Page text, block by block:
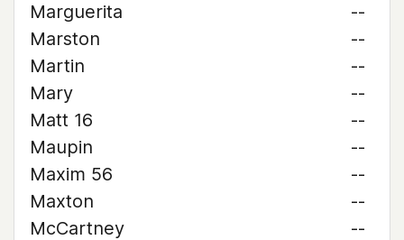
Marguerita
--
Marston
--
Martin
--
Mary
--
Matt 16
--
Maupin
--
Maxim 56
--
Maxton
--
McCartney
--